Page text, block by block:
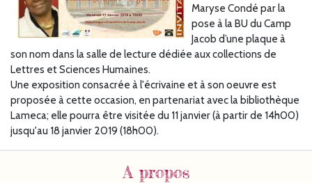
Maryse Condé par la
pose à la BU du Camp
Jacob d’une plaque à
son nom dans la salle de lecture dédiée aux collections de
Lettres et Sciences Humaines.
Une exposition consacrée à l'écrivaine et à son oeuvre est
proposée à cette occasion, en partenariat avec la bibliothèque
Lameca; elle pourra être visitée du 11 janvier (à partir de 14h00)
jusqu'au 18 janvier 2019 (18h00).
A propos